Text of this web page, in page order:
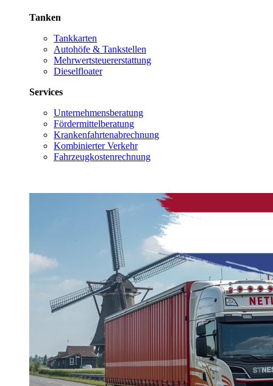
Tanken
Tankkarten
Autohöfe & Tankstellen
Mehrwertsteuererstattung
Dieselfloater
Services
Unternehmensberatung
Fördermittelberatung
Krankenfahrtenabrechnung
Kombinierter Verkehr
Fahrzeugkostenrechnung